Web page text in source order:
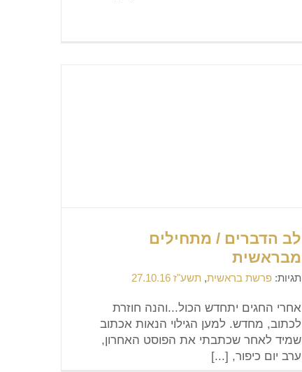
לב הדברים / מתחילים
מבראשית
תגיות: פרשת בראשית, תשע"ז 27.10.16
אחרי החגים יתחדש הכול...והנה חוזרת
לכתוב, מחדש. למען הגילוי הנאות אכתוב
שמיד לאחר שכתבתי את הפוסט האחרון,
ערב יום כיפור, [...]